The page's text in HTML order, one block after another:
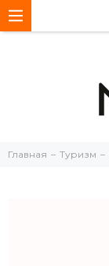
Главная Туризм